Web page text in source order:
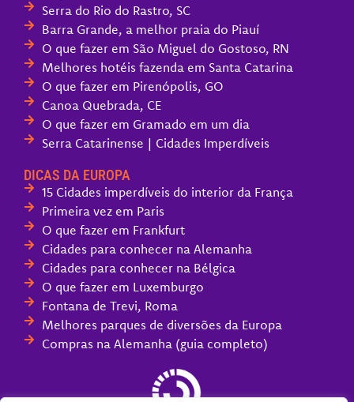
Serra do Rio do Rastro, SC
Barra Grande, a melhor praia do Piauí
O que fazer em São Miguel do Gostoso, RN
Melhores hotéis fazenda em Santa Catarina
O que fazer em Pirenópolis, GO
Canoa Quebrada, CE
O que fazer em Gramado em um dia
Serra Catarinense | Cidades Imperdíveis
DICAS DA EUROPA
15 Cidades imperdíveis do interior da França
Primeira vez em Paris
O que fazer em Frankfurt
Cidades para conhecer na Alemanha
Cidades para conhecer na Bélgica
O que fazer em Luxemburgo
Fontana de Trevi, Roma
Melhores parques de diversões da Europa
Compras na Alemanha (guia completo)